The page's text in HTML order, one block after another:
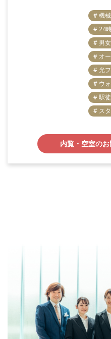
# 機
# 24
# 男
# オ
# 光
# ウ
# 駅
# ス
内覧・空室の